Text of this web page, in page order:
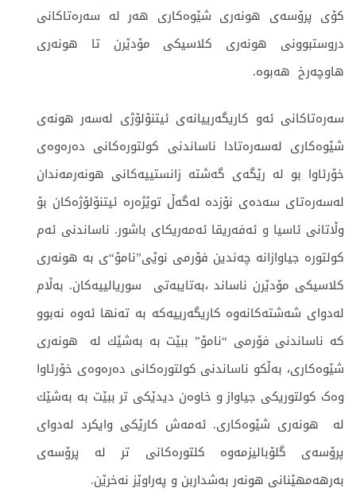
کۆی پرۆسەی هونەری شێوەکاری هەر لە سەرەتاکانی
دروستبوونی هونەری کلاسیکی مۆدێرن تا هونەری
هاوچەرخ هەبوە.
سەرەتاكانی ئەو کاریگەرییانەی ئیتنۆلۆژی لەسەر هونەی
شێوەکاری لەسەرەتادا ناساندنی کولتورەکانی دەرەوەی
خۆرئاوا بو لە رێگەی گەشتە زانستییەکانی هونەرمەندان
لەسەرەتای سەدەی نۆزدە لەگەڵ توێژەرە ئیتنۆلۆژەکان بۆ
وڵاتانی ئاسیا و ئەفەریقا ئەمەریکای باشور. ناساندنی ئەم
کولتورە جیاوازانە چەندین فۆرمی نوێی”نامۆ“ی بە هونەری
کلاسیکی مۆدێرن ناساند ،بەتایبەتی سوریالییەکان. بەڵام
لەدوای شەشتەکانەوە کاریگەرییەکە بە تەنها ئەوە نەبوو
کە ناساندنی فۆرمی “نامۆ” ببێت بە بەشێك لە هونەری
شێوەکاری، بەڵکو ناساندنی کولتورەکانی دەرەوەی خۆرئاوا
وەک کولتوریکی جیاواز و خاوەن دیدێکی تر ببێت بە بەشێك
لە هونەری شێوەکاری. ئەمەش كارێكی وایكرد لەدوای
پرۆسەی گلۆبالیزمەوە کلتورەکانی تر لە پرۆسەی
بەرهەمهێنانی هونەر بەشداربن و پەراوێز نەخرێن.